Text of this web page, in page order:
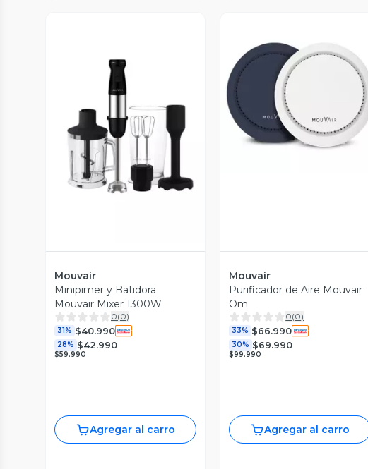
Vista Previa
Mouvair
Minipimer y Batidora
Mouvair Mixer 1300W
0(0)
31% $40.990
28% $42.990
$59.990
Agregar al carro
Vista Previa
Mouvair
Purificador de Aire Mouvair
Om
0(0)
33% $66.990
30% $69.990
$99.990
Agregar al carro